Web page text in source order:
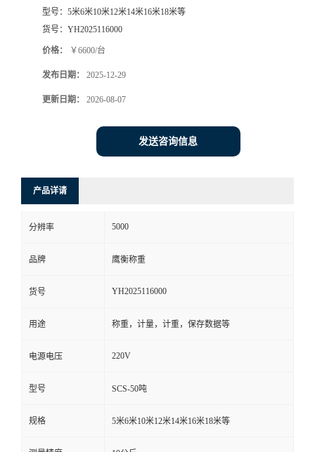
型号： 5米6米10米12米14米16米18米等
货号： YH2025116000
价格： ￥6600/台
发布日期： 2025-12-29
更新日期： 2026-08-07
发送咨询信息
产品详请
分辨率 5000
品牌 鹰衡称重
货号 YH2025116000
用途 称重，计量，计重，保存数据等
电源电压 220V
型号 SCS-50吨
规格 5米6米10米12米14米16米18米等